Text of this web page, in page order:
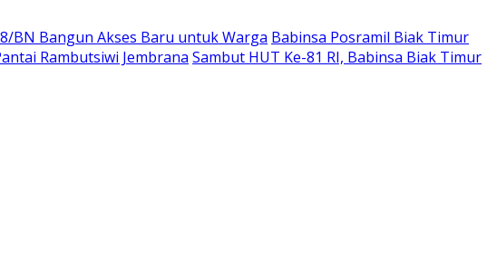
BN Bangun Akses Baru untuk Warga Babinsa Posramil Biak Timur
Rambutsiwi Jembrana Sambut HUT Ke-81 RI, Babinsa Biak Timur